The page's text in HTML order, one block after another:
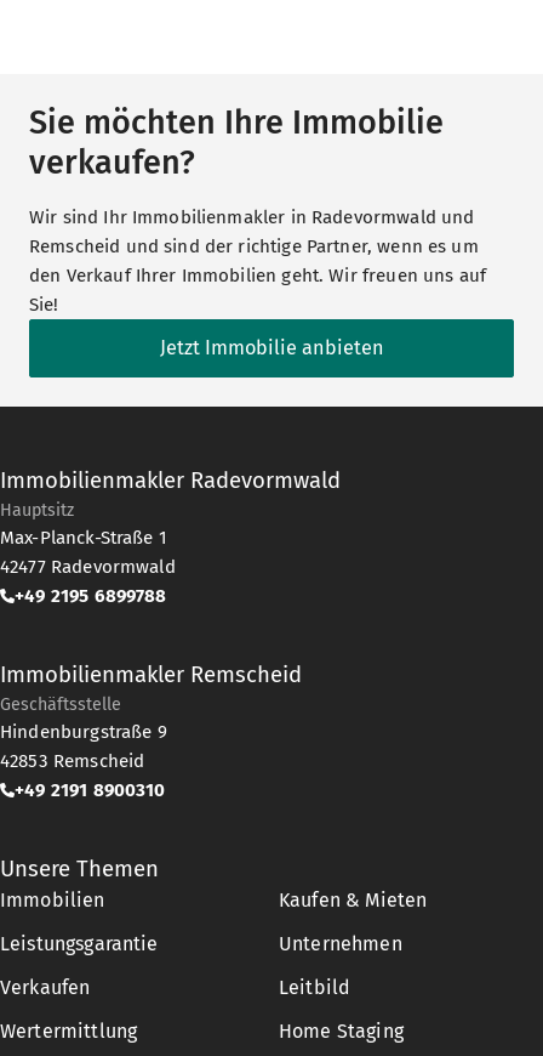
Sie möchten Ihre Immobilie
verkaufen?
Wir sind Ihr Immobilienmakler in Radevormwald und
Remscheid und sind der richtige Partner, wenn es um
den Verkauf Ihrer Immobilien geht. Wir freuen uns auf
Sie!
Jetzt Immobilie anbieten
Immobilienmakler Radevormwald
Hauptsitz
Max-Planck-Straße 1
42477 Radevormwald
+49 2195 6899788
Immobilienmakler Remscheid
Geschäftsstelle
Hindenburgstraße 9
42853 Remscheid
+49 2191 8900310
Unsere Themen
Immobilien
Kaufen & Mieten
Leistungsgarantie
Unternehmen
Verkaufen
Leitbild
Wertermittlung
Home Staging